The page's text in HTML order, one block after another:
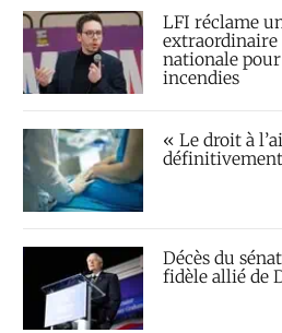
LFI réclame
extraordinaire
nationale
incendies
« Le droit à
Décès du
fidèle allié de